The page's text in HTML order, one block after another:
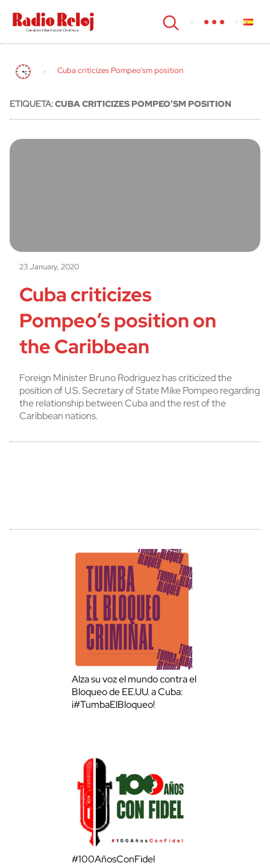
cerrar
Cuba criticizes Pompeo'sm position
ETIQUETA:CUBA CRITICIZES POMPEO’SM POSITION
23 January, 2020
Cuba criticizes
Pompeo’s position on
the Caribbean
Foreign Minister Bruno Rodriguez has criticized the
position of U.S. Secretary of State Mike Pompeo regarding
the relationship between Cuba and the rest of the
Caribbean nations.
Alza su voz el mundo contra el
Bloqueo de EE.UU. a Cuba:
¡#TumbaElBloqueo!
#100AñosConFidel